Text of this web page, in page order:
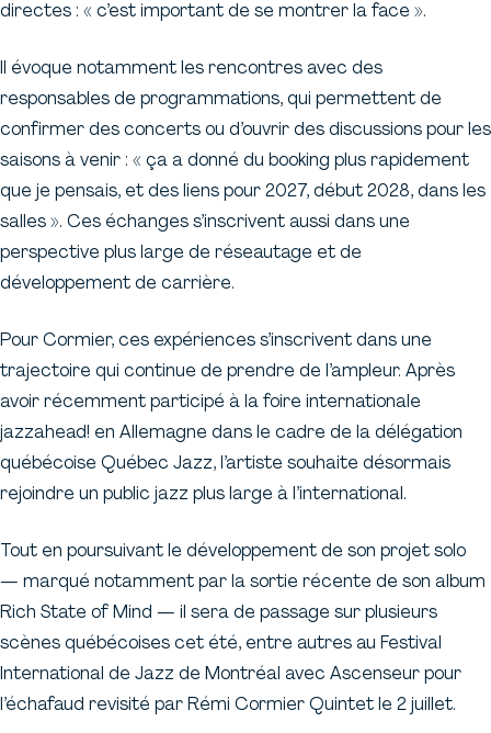
directes : « c’est important de se montrer la face ».
Il évoque notamment les rencontres avec des
responsables de programmations, qui permettent de
confirmer des concerts ou d’ouvrir des discussions pour les
saisons à venir : « ça a donné du booking plus rapidement
que je pensais, et des liens pour 2027, début 2028, dans les
salles ». Ces échanges s’inscrivent aussi dans une
perspective plus large de réseautage et de
développement de carrière.
Pour Cormier, ces expériences s’inscrivent dans une
trajectoire qui continue de prendre de l’ampleur. Après
avoir récemment participé à la foire internationale
jazzahead! en Allemagne dans le cadre de la délégation
québécoise Québec Jazz, l’artiste souhaite désormais
rejoindre un public jazz plus large à l’international.
Tout en poursuivant le développement de son projet solo
— marqué notamment par la sortie récente de son album
Rich State of Mind — il sera de passage sur plusieurs
scènes québécoises cet été, entre autres au Festival
International de Jazz de Montréal avec Ascenseur pour
l’échafaud revisité par Rémi Cormier Quintet le 2 juillet.